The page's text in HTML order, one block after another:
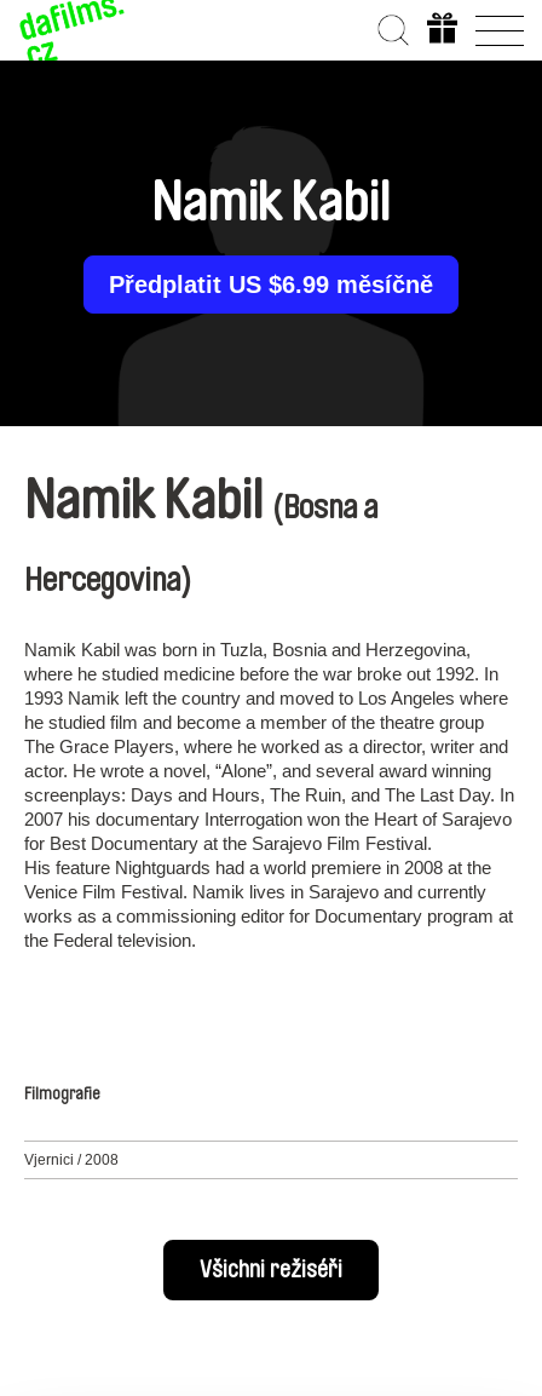
Namik Kabil
Předplatit US $6.99 měsíčně
Namik Kabil (Bosna a
Hercegovina)
Namik Kabil was born in Tuzla, Bosnia and Herzegovina,
where he studied medicine before the war broke out 1992. In
1993 Namik left the country and moved to Los Angeles where
he studied film and become a member of the theatre group
The Grace Players, where he worked as a director, writer and
actor. He wrote a novel, “Alone”, and several award winning
screenplays: Days and Hours, The Ruin, and The Last Day. In
2007 his documentary Interrogation won the Heart of Sarajevo
for Best Documentary at the Sarajevo Film Festival.
His feature Nightguards had a world premiere in 2008 at the
Venice Film Festival. Namik lives in Sarajevo and currently
works as a commissioning editor for Documentary program at
the Federal television.
Filmografie
Vjernici / 2008
Všichni režiséři